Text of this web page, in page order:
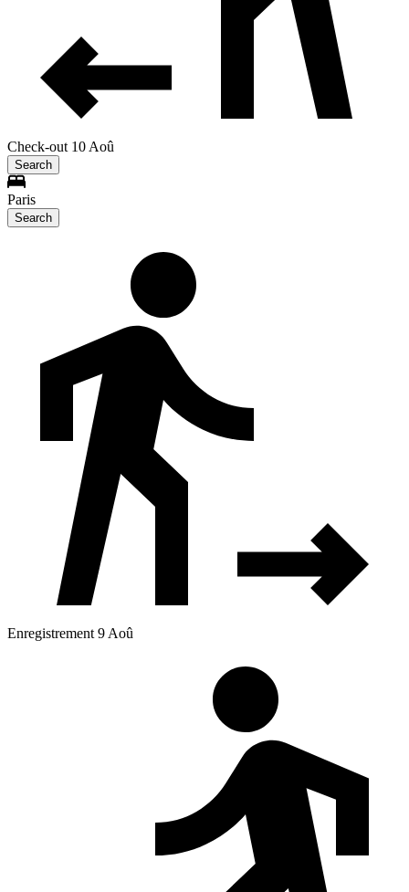
Check-out 10 Aoû
Search
Paris
Search
Enregistrement 9 Aoû